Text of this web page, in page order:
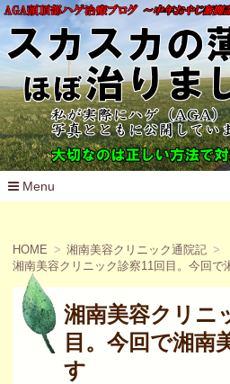
Menu
HOME
湘南美容クリニック通院記
湘南美容クリニ
目。今回で湘南
す